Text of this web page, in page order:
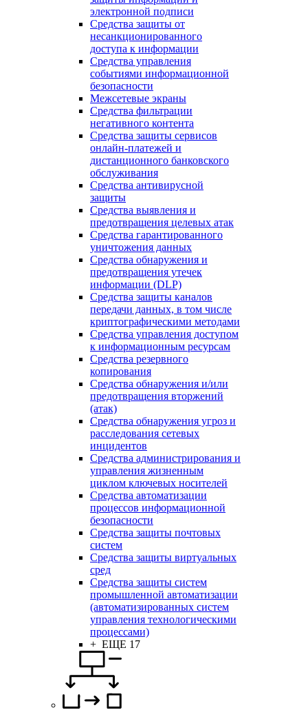
электронной подписи
Средства защиты от
несанкционированного
доступа к информации
Средства управления
событиями информационной
безопасности
Межсетевые экраны
Средства фильтрации
негативного контента
Средства защиты сервисов
онлайн-платежей и
дистанционного банковского
обслуживания
Средства антивирусной
защиты
Средства выявления и
предотвращения целевых атак
Средства гарантированного
уничтожения данных
Средства обнаружения и
предотвращения утечек
информации (DLP)
Средства защиты каналов
передачи данных, в том числе
криптографическими методами
Средства управления доступом
к информационным ресурсам
Средства резервного
копирования
Средства обнаружения и/или
предотвращения вторжений
(атак)
Средства обнаружения угроз и
расследования сетевых
инцидентов
Средства администрирования и
управления жизненным
циклом ключевых носителей
Средства автоматизации
процессов информационной
безопасности
Средства защиты почтовых
систем
Средства защиты виртуальных
сред
Средства защиты систем
промышленной автоматизации
(автоматизированных систем
управления технологическими
процессами)
+ ЕЩЕ 17